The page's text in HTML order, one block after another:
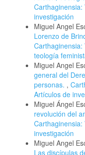
investigación
Miguel Angel
Lorenzo de
teología
Miguel Angel
general del
personas. ,
Artículos de
Miguel Ángel
revolución del
investigación
Miguel Angel
Las discípulas